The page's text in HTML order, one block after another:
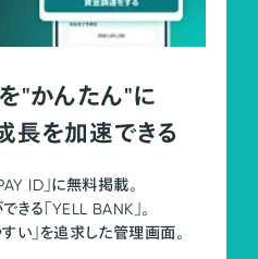
"かんたん"に
長を加速できる
ID」に無料掲載。
る「YELL BANK」。
すい」を追求した管理画面。